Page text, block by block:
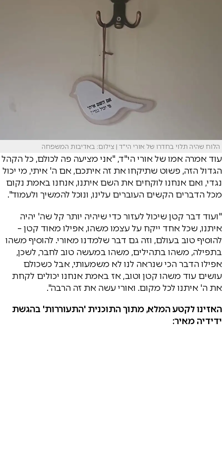
הלוח שהיה תלוי בחדרו של אורי הי"ד | צילום: באדיבות המשפחה
עוד אמרה אמו של אורי הי"ד, "אני מציעה פה לכולם, כל הקהל
הגדול הזה, פשוט שתיקחו את זה איתכם, אם ה' איתי, מי יכול
נגדי, ואם אנחנו לוקחים את השם איתנו, אנחנו באמת נקום
מכל הדברים הקשים העוברים עלינו, ונוכל להמשיך ולעמוד".
"ועוד דבר קטן שיכול לעזור כדי שיהיה יותר קל שה' יהיה
איתנו, שכל אחד ייקח על עצמו משהו, אפילו מאוד קטן –
להוסיף טוב בעולם, וזה גם דבר שלמדנו מאורי. להוסיף משהו
בתפילה, משהו בתהילים, משהו במעשה טוב לחבר, לשכן,
אפילו הדבר הכי שנראה לנו לא משמעותי, אבל כשכולם
עושים עוד משהו קטן וטוב, אז באמת אנחנו יכולים לקחת
את ה' איתנו לכל מקום. ואורי עשה את זה הרבה".
האזינו לקטע המלא, מתוך התוכנית 'התעוררות' בהגשת
ידידיה מאיר: